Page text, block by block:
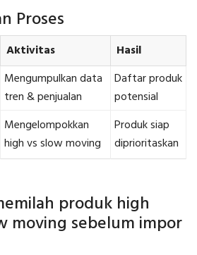
Proses
Aktivitas Hasil
Mengumpulkan data
tren & penjualan
Daftar produk
potensial
Mengelompokkan
high vs slow moving
Produk siap
diprioritaskan
produk high
moving sebelum impor